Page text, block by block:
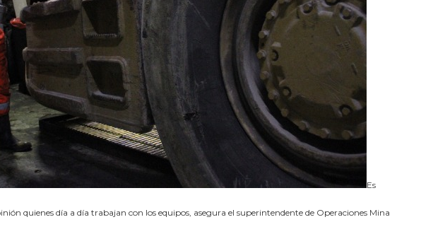
Es
quienes día a día trabajan con los equipos, asegura el superintendente de Operaciones Mina